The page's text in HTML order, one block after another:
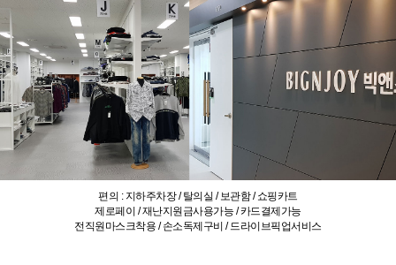
편의 : 지하주차장 / 탈의실 / 보관함 / 쇼핑카트
제로페이 / 재난지원금사용가능 / 카드결제가능
전직원마스크착용 / 손소독제구비 / 드라이브픽업서비스